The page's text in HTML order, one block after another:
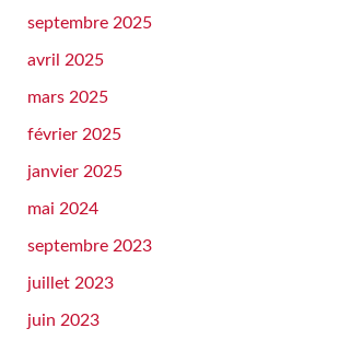
septembre 2025
avril 2025
mars 2025
février 2025
janvier 2025
mai 2024
septembre 2023
juillet 2023
juin 2023